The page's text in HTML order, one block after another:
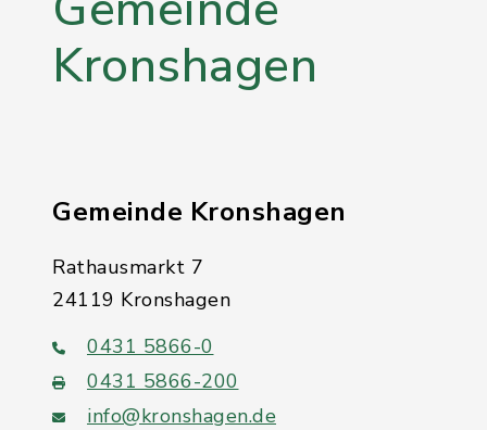
Kronshagen
Gemeinde Kronshagen
Rathausmarkt 7
24119 Kronshagen
0431 5866-0
0431 5866-200
info@kronshagen.de